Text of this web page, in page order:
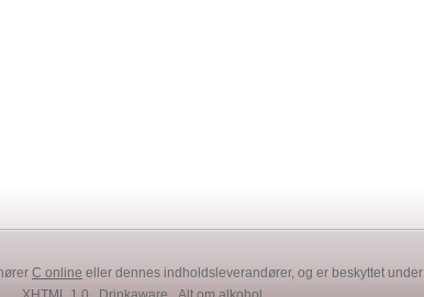
C online eller dennes indholdsleverandører, og er beskyttet under